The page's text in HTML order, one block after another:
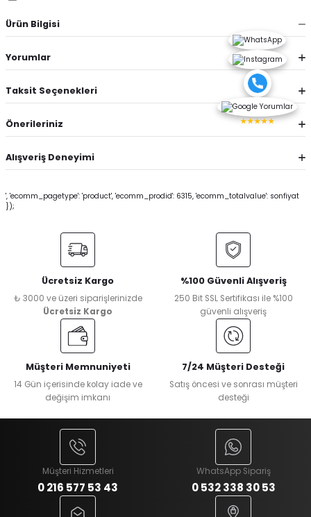
Ürün Bilgisi
Yorumlar
Taksit Seçenekleri
Önerileriniz
Alışveriş Deneyimi
', 'ecomm_pagetype': 'product', 'ecomm_prodid': 6315, 'ecomm_totalvalue': sonfiyat
});
Ücretsiz Kargo
₺ 3000 ve üzeri siparişlerinizde
Ücretsiz Kargo
%100 Güvenli Alışveriş
250 Bit SSL Sertifikası ile %100
güvenli alışveriş
Müşteri Memnuniyeti
14 Gün içerisinde kolay iade ve
değişim imkanı
7/24 Müşteri Desteği
Satış öncesi ve sonrası müşteri
desteği
Müşteri Hizmetleri
0 216 577 53 43
WhatsApp Sipariş
0 532 338 30 53
★★★★★